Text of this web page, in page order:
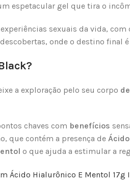
espetacular gel que tira o
sexuais da vida, com
onde o destino final
a exploração pelo seu corpo
chaves com benefícios
que contém a presença de
o que ajuda a estimular a